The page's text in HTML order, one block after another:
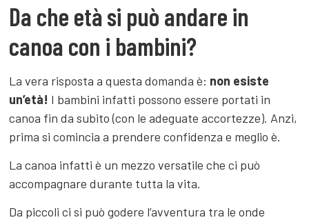
Da che età si può andare in
canoa con i bambini?
La vera risposta a questa domanda è: non esiste
un’età! I bambini infatti possono essere portati in
canoa fin da subito (con le adeguate accortezze). Anzi,
prima si comincia a prendere confidenza e meglio è.
La canoa infatti è un mezzo versatile che ci può
accompagnare durante tutta la vita.
Da piccoli ci si può godere l’avventura tra le onde